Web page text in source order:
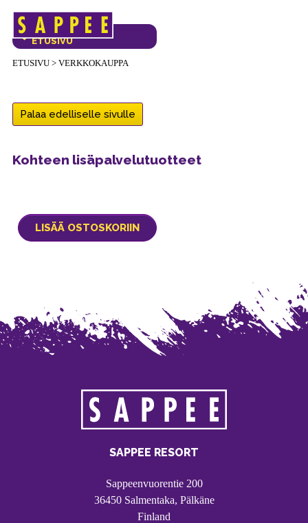
Päävalikko
ETUSIVU> VERKKOKAUPPA
VERKKOKAUPAN
ETUSIVU
Palaa edelliselle sivulle
Kohteen lisäpalvelutuotteet
SAPPEE RESORT
Sappeenvuorentie 200
36450 Salmentaka, Pälkäne
Finland